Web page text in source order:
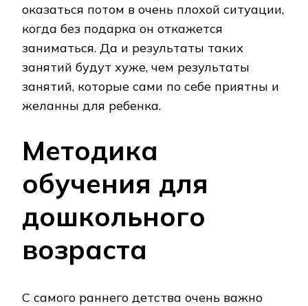
оказаться потом в очень плохой ситуации,
когда без подарка он откажется
заниматься. Да и результаты таких
занятий будут хуже, чем результаты
занятий, которые сами по себе приятны и
желанны для ребенка.
Методика
обучения для
дошкольного
возраста
С самого раннего детства очень важно